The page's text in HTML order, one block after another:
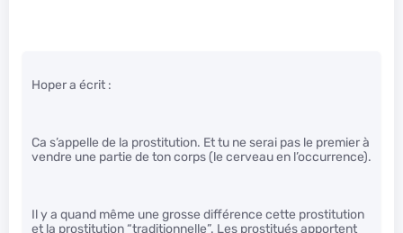
Hoper a écrit :
Ca s’appelle de la prostitution. Et tu ne serai pas le premier à
vendre une partie de ton corps (le cerveau en l’occurrence).
Il y a quand même une grosse différence cette prostitution
et la prostitution “traditionnelle”. Les prostitués apportent